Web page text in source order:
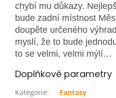
chybí mu důkazy.
bude zadní místnost
doupěte určeného
myslí, že to bude
to se velmi, velmi mýlí…
Doplňkové parametry
Kategorie:
Fantasy